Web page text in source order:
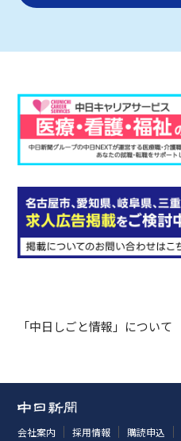
「中日しごと情報」について
会社案内 採用情報 購読申込